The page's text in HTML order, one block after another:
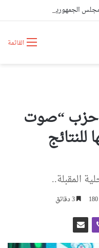
القائمة
حزب “صوت
المقبلة..
180